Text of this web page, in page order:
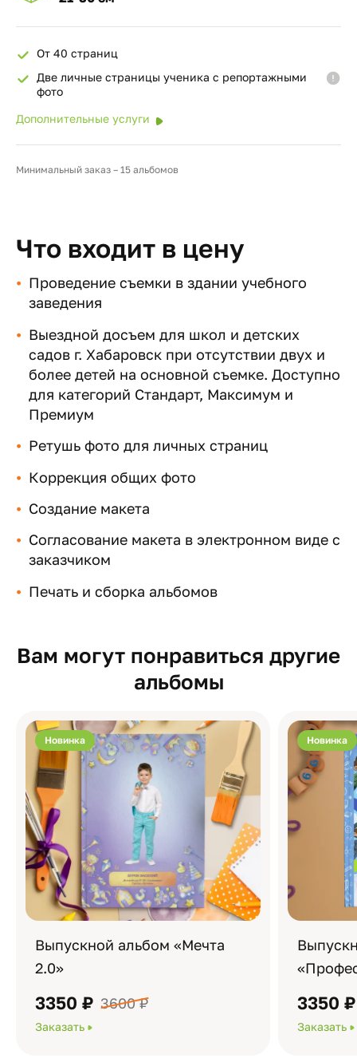
От 40 страниц
Две личные страницы ученика с репортажными
фото
Дополнительные услуги
Минимальный заказ – 15 альбомов
Что входит в цену
Проведение съемки в здании учебного
заведения
Выездной досъем для школ и детских
садов г. Хабаровск при отсутствии двух и
более детей на основной съемке. Доступно
для категорий Стандарт, Максимум и
Премиум
Ретушь фото для личных страниц
Коррекция общих фото
Создание макета
Согласование макета в электронном виде с
заказчиком
Печать и сборка альбомов
Вам могут понравиться другие
альбомы
Новинка
Выпускной альбом «Мечта
2.0»
3350 ₽ 3600 ₽
Заказать
Новинка
3350 ₽
Заказать